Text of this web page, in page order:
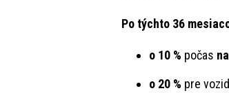
Po týchto 36
o 10 % počas
o 20 % pre